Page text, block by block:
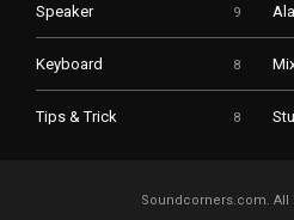
Speaker 9
Keyboard 8
Tips & Trick 8
Soundcorners.com. All